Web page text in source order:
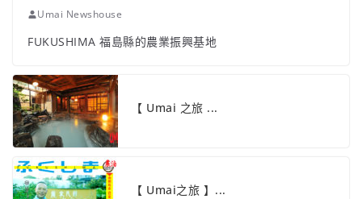
Umai Newshouse
FUKUSHIMA 福島縣的農業振興基地
【 Umai 之旅 ...
【 Umai之旅 】...